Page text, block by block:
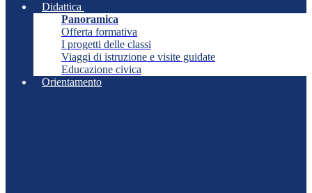
Didattica
Panoramica
Offerta formativa
I progetti delle classi
Viaggi di istruzione e visite guidate
Educazione civica
Orientamento